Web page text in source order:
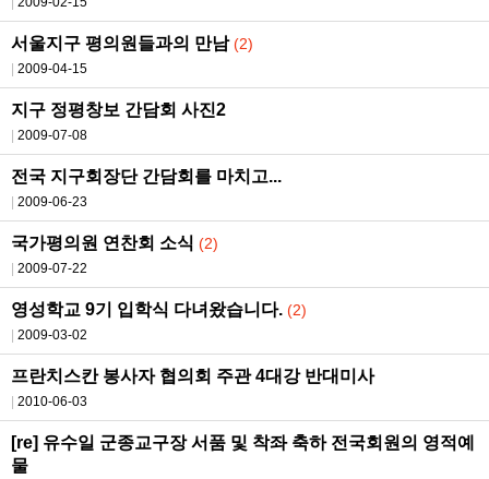
서울지구 평의원들과의 만남 (2)
2009-04-15
지구 정평창보 간담회 사진2
2009-07-08
전국 지구회장단 간담회를 마치고...
2009-06-23
국가평의원 연찬회 소식 (2)
2009-07-22
영성학교 9기 입학식 다녀왔습니다. (2)
2009-03-02
프란치스칸 봉사자 협의회 주관 4대강 반대미사
2010-06-03
[re] 유수일 군종교구장 서품 및 착좌 축하 전국회원의 영적예
물